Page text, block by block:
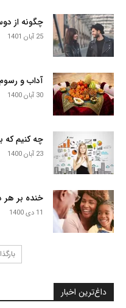
چگونه از
25 آبان 1401
آداب و
30 آبان 1400
چه کنیم که
23 آبان 1400
خنده بر
11 دی 1400
داغ‌ترین اخبار